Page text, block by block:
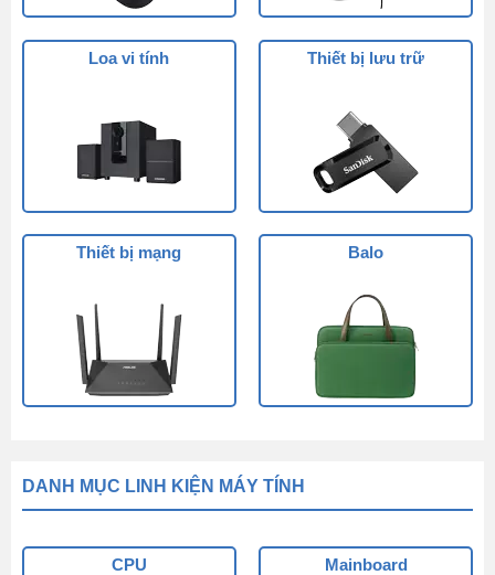
Loa vi tính Thiết bị lưu trữ
Thiết bị mạng Balo
DANH MỤC LINH KIỆN MÁY TÍNH
CPU Mainboard